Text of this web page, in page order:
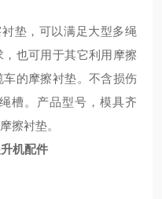
垫，可以满足大型多绳
也可用于其它利用摩擦
的摩擦衬垫。不含损伤
槽。产品型号，模具齐
擦衬垫。
机配件